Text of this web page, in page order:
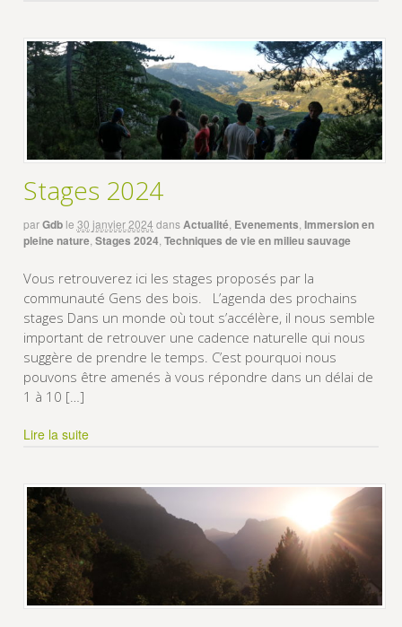
Stages 2024
parGdb le 30 janvier 2024 dansActualité, Evenements Immersion en
pleine nature, Stages 2024, Techniques de vie en milieu sauvage
Vous retrouverez ici les stages proposés par la
communauté Gens des bois. L’agenda des prochains
stages Dans un monde où tout s’accélère, il nous semble
important de retrouver une cadence naturelle qui nous
suggère de prendre le temps. C’est pourquoi nous
pouvons être amenés à vous répondre dans un délai de
1 à 10 […]
Lire la suite